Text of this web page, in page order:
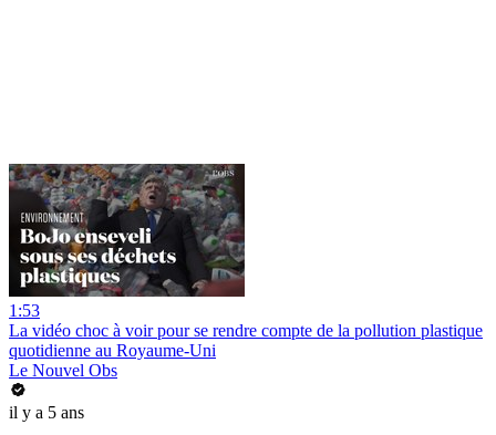
1:53
La vidéo choc à voir pour se rendre compte de la pollution plastique
quotidienne au Royaume-Uni
Le Nouvel Obs
il y a 5 ans